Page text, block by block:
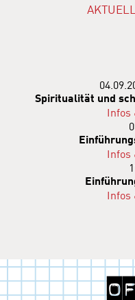
Spiritualität und
Infos
Infos
Infos